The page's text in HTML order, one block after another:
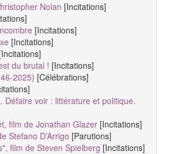
Nolan [Incitations]
[Incitations]
[Incitations]
[Incitations]
du brutal ! [Incitations]
2025) [Célébrations]
Défaire voir : littérature et politique.
film de Jonathan Glazer [Incitations]
Stefano D’Arrigo [Parutions]
film de Steven Spielberg [Incitations]